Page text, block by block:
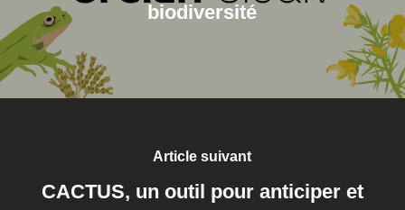
biodiversité
Article suivant
CACTUS, un outil pour anticiper et